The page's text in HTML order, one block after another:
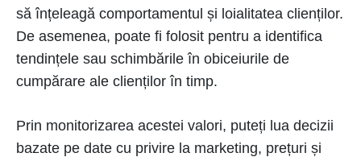
să înțeleagă comportamentul și loialitatea clienților.
De asemenea, poate fi folosit pentru a identifica
tendințele sau schimbările în obiceiurile de
cumpărare ale clienților în timp.
Prin monitorizarea acestei valori, puteți lua decizii
bazate pe date cu privire la marketing, prețuri și